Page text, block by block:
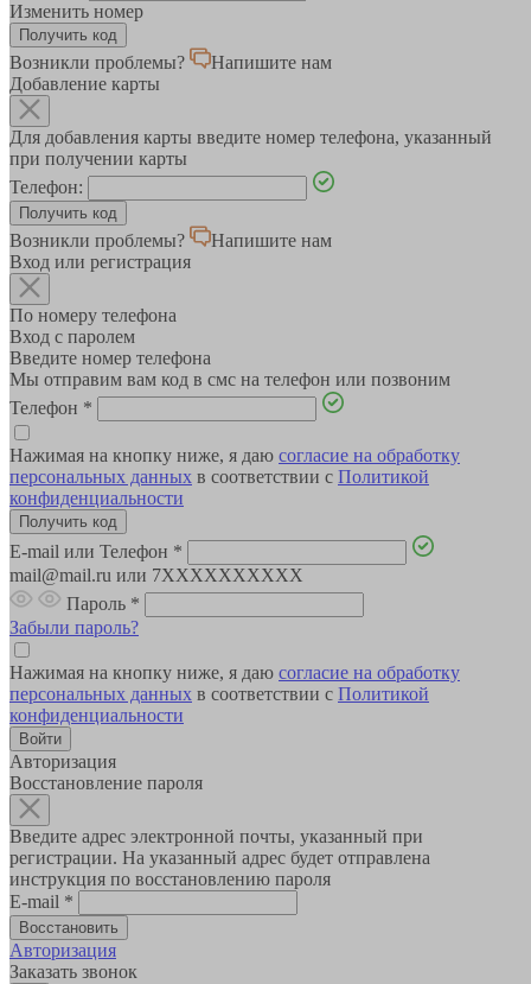
Изменить номер
Возникли проблемы?
Напишите нам
Добавление карты
Для добавления карты введите номер телефона, указанный
при получении карты
Телефон:
Возникли проблемы?
Напишите нам
Вход или регистрация
По номеру телефона
Вход с паролем
Введите номер телефона
Мы отправим вам код в смс на телефон или позвоним
Телефон *
Нажимая на кнопку ниже, я даю согласие на обработку
персональных данных в соответствии с Политикой
конфиденциальности
E-mail или Телефон *
mail@mail.ru или 7XXXXXXXXXX
Пароль *
Забыли пароль?
Нажимая на кнопку ниже, я даю согласие на обработку
персональных данных в соответствии с Политикой
конфиденциальности
Авторизация
Восстановление пароля
Введите адрес электронной почты, указанный при
регистрации. На указанный адрес будет отправлена
инструкция по восстановлению пароля
E-mail *
Авторизация
Заказать звонок